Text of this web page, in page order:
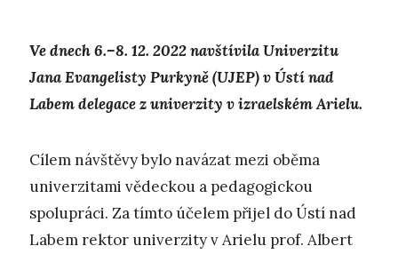
Ve dnech 6.–8. 12. 2022 navštívila Univerzitu
Jana Evangelisty Purkyně (UJEP) v Ústí nad
Labem delegace z univerzity v izraelském Arielu.
Cílem návštěvy bylo navázat mezi oběma
univerzitami vědeckou a pedagogickou
spolupráci. Za tímto účelem přijel do Ústí nad
Labem rektor univerzity v Arielu prof. Albert